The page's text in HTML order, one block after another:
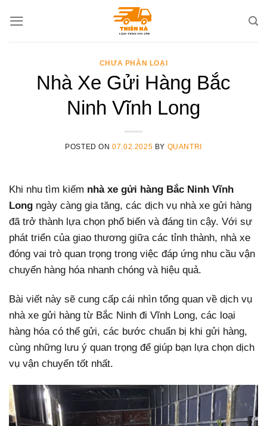
CHƯA PHÂN LOẠI
Nhà Xe Gửi Hàng Bắc
Ninh Vĩnh Long
POSTED ON07.02.2025 BY QUANTRI
Khi nhu tìm kiếm nhà xe gửi hàng Bắc Ninh Vĩnh
Long ngày càng gia tăng, các dịch vụ nhà xe gửi hàng
đã trở thành lựa chọn phổ biến và đáng tin cậy. Với sự
phát triển của giao thương giữa các tỉnh thành, nhà xe
đóng vai trò quan trọng trong việc đáp ứng nhu cầu vận
chuyển hàng hóa nhanh chóng và hiệu quả.
Bài viết này sẽ cung cấp cái nhìn tổng quan về dịch vụ
nhà xe gửi hàng từ Bắc Ninh đi Vĩnh Long, các loại
hàng hóa có thể gửi, các bước chuẩn bị khi gửi hàng,
cùng những lưu ý quan trọng để giúp bạn lựa chọn dịch
vụ vận chuyển tốt nhất.